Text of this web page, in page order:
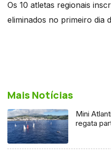
Os 10 atletas regionais
eliminados no primeiro dia
Mais Notícias
Mini
regata